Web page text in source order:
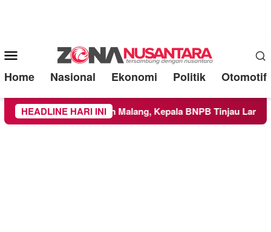
Mobile
Menu
Home Nasional Ekonomi Politik Otomotif
HEADLINE HARI INI
Kabupaten Malang, Kepala BNPB Tinjau Langsung Lokasi